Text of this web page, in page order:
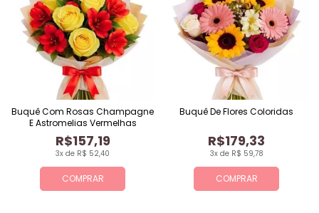
COMPRAR
3x de R$ 52,40
R$157,19
Buquê Com Rosas Champagne
E Astromelias Vermelhas
COMPRAR
3x de R$ 59,78
R$179,33
Buquê De Flores Coloridas